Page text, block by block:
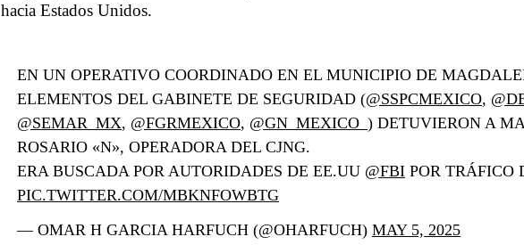
hacia Estados Unidos.
EN UN OPERATIVO COORDINADO EN EL MUNICIPIO DE
ELEMENTOS DEL GABINETE DE SEGURIDAD (@SSPCMEXICO,
@SEMAR_MX, @FGRMEXICO, @GN_MEXICO_ ) DETUVIERON A
ROSARIO «N», OPERADORA DEL CJNG.
ERA BUSCADA POR AUTORIDADES DE EE.UU @FBI POR TRÁFICO
PIC.TWITTER.COM/MBKNFOWBTG
— OMAR H GARCIA HARFUCH (@OHARFUCH) MAY 5, 2025